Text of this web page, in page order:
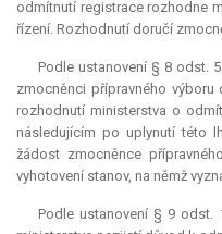
odmítnutí registrace rozhodne
řízení. Rozhodnutí doručí
Podle ustanovení § 8 odst.
zmocněnci přípravného
rozhodnutí ministerstva o
následujícím po uplynutí této
žádost zmocněnce
vyhotovení stanov, na němž
Podle ustanovení § 9 odst.